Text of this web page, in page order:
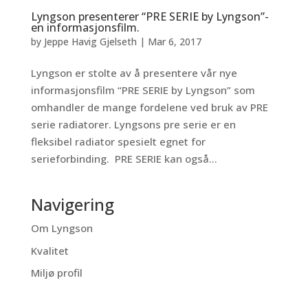
Lyngson presenterer “PRE SERIE by Lyngson”-
en informasjonsfilm.
by Jeppe Havig Gjelseth | Mar 6, 2017
Lyngson er stolte av å presentere vår nye
informasjonsfilm “PRE SERIE by Lyngson” som
omhandler de mange fordelene ved bruk av PRE
serie radiatorer. Lyngsons pre serie er en
fleksibel radiator spesielt egnet for
serieforbinding. PRE SERIE kan også...
Navigering
Om Lyngson
Kvalitet
Miljø profil